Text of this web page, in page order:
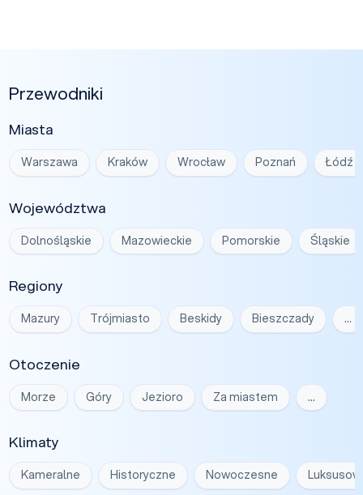
Przewodniki
Miasta
Warszawa Kraków Wrocław Poznań Łódź
Województwa
Dolnośląskie Mazowieckie Pomorskie Śląskie
Regiony
Mazury Trójmiasto Beskidy Bieszczady …
Otoczenie
Morze Góry Jezioro Za miastem …
Klimaty
Kameralne Historyczne Nowoczesne